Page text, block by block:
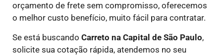
orçamento de frete sem compromisso, oferecemos
o melhor custo benefício, muito fácil para contratar.
Se está buscando Carreto na Capital de São Paulo,
solicite sua cotação rápida, atendemos no seu